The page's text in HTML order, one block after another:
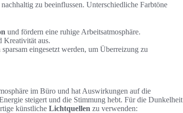
zu beeinflussen. Unterschiedliche Farbtöne
und fördern eine ruhige Arbeitsatmosphäre.
Kreativität aus.
eingesetzt werden, um Überreizung zu
im Büro und hat Auswirkungen auf die
steigert und die Stimmung hebt. Für die Dunkelheit
künstliche Lichtquellen zu verwenden: